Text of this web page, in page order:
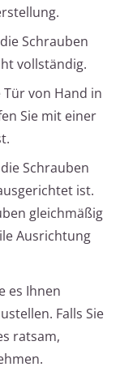
Schrauben
vollständig.
Tür von Hand in
Sie mit einer
Schrauben
ist.
gleichmäßig
Ausrichtung
es Ihnen
Falls Sie
ratsam,